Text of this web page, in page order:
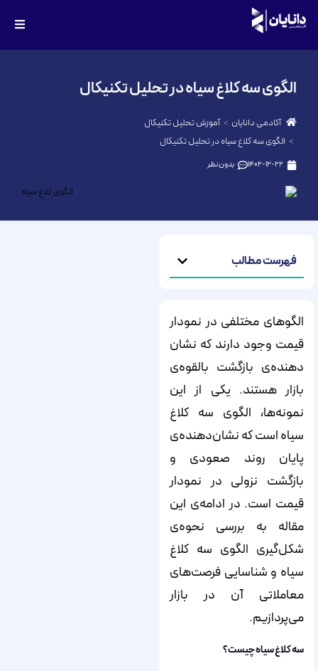
الگوی سه کلاغ سیاه در تحلیل تکنیکال
آکادمی دانایان
آموزش تحلیل تکنیکال
الگوی سه کلاغ سیاه در تحلیل تکنیکال
1402-12-22 بدون نظر
فهرست مطالب
الگوهای مختلفی در نمودار
قیمت وجود دارند که نشان
دهنده‌ی بازگشت بالقوه‌ی
بازار هستند. یکی از این
نمونه‌ها، الگوی سه کلاغ
سیاه است که نشان‌دهنده‌ی
پایان روند صعودی و
بازگشت نزولی در نمودار
قیمت است. در ادامه‌ی این
مقاله به بررسی نحوه‌ی
شکل‌گیری الگوی سه کلاغ
سیاه و شناسایی فرصت‌های
معاملاتی آن در بازار
می‌پردازیم.
سه کلاغ سیاه چیست؟